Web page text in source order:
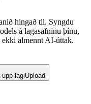
hingað til. Syngdu
á lagasafninu þínu,
almennt AI-úttak.
upp lagiUpload